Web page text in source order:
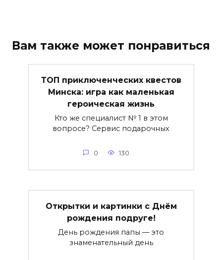
Вам также может понравиться
ТОП приключенческих квестов
Минска: игра как маленькая
героическая жизнь
Кто же специалист № 1 в этом
вопросе? Сервис подарочных
0 130
Открытки и картинки с Днём
рождения подруге!
День рождения папы — это
знаменательный день